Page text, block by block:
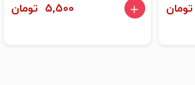
5,500 تومان